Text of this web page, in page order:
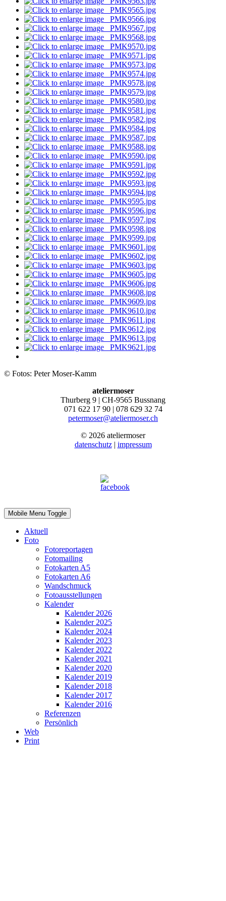
© Fotos: Peter Moser-Kamm
ateliermoser
Thurberg 9 | CH-9565 Bussnang
071 622 17 90 | 078 629 32 74
petermoser@ateliermoser.ch
© 2026 ateliermoser
datenschutz| impressum
Mobile Menu Toggle
Aktuell
Foto
Fotoreportagen
Fotomailing
Fotokarten A5
Fotokarten A6
Wandschmuck
Fotoausstellungen
Kalender
Kalender 2026
Kalender 2025
Kalender 2024
Kalender 2023
Kalender 2022
Kalender 2021
Kalender 2020
Kalender 2019
Kalender 2018
Kalender 2017
Kalender 2016
Referenzen
Persönlich
Web
Print